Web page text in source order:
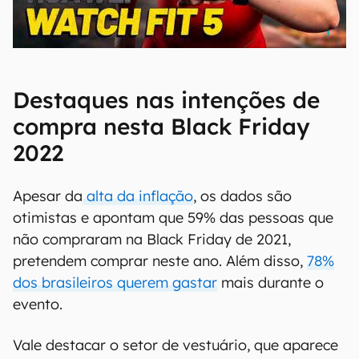
00:00/04:51
Destaques nas intenções de
compra nesta Black Friday
2022
Apesar da alta da inflação, os dados são
otimistas e apontam que 59% das pessoas que
não compraram na Black Friday de 2021,
pretendem comprar neste ano. Além disso, 78%
dos brasileiros querem gastar mais durante o
evento.
Vale destacar o setor de vestuário, que aparece